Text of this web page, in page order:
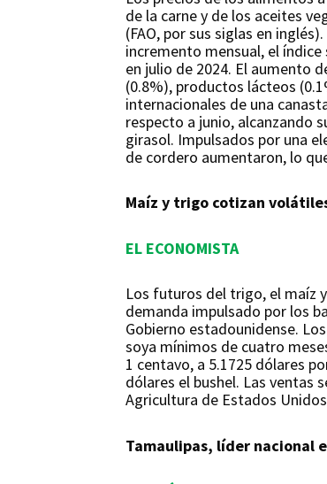
de la carne y de los aceites
(FAO, por sus siglas en
incremento mensual, el
en julio de 2024. El aumento
(0.8%), productos lácteos
internacionales de una
respecto a junio, alcanzando
girasol. Impulsados por una
de cordero aumentaron, lo
Maíz y trigo cotizan
EL ECONOMISTA
Los futuros del trigo, el maíz
demanda impulsado por los
Gobierno estadounidense.
soya mínimos de cuatro
1 centavo, a 5.1725 dólares
dólares el bushel. Las ventas
Agricultura de Estados
Tamaulipas, líder nacional